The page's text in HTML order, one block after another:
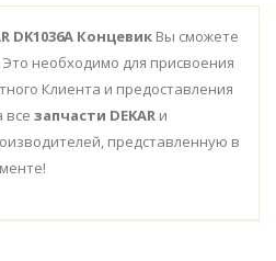
DK1036A Концевик Вы сможете
Это необходимо для присвоения
Клиента и предоставления
все запчасти DEKAR и
представленную в